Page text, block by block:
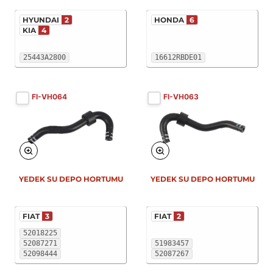
25443A2800
HYUNDAI
2
KIA 4
16612RBDE01
HONDA 6
FI-VH064
52018225
52087271
52098444
FIAT 3
YEDEK SU DEPO HORTUMU
FI-VH063
51983457
52087267
FIAT 2
YEDEK SU DEPO HORTUMU